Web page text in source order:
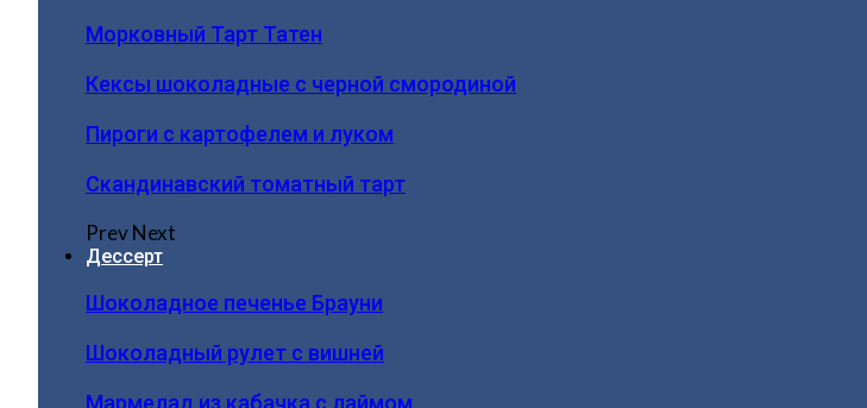
Морковный Тарт Татен
Кексы шоколадные с черной смородиной
Пироги c картофелем и луком
Скандинавский томатный тарт
PrevNext
Дессерт
Шоколадное печенье Брауни
Шоколадный рулет с вишней
Мармелад из кабачка с лаймом